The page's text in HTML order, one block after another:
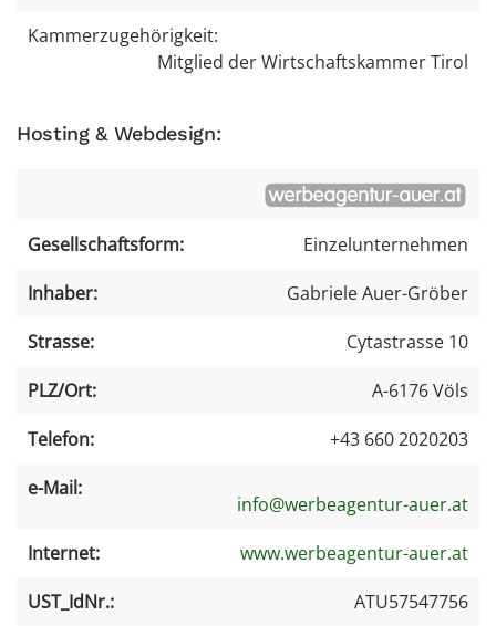
Kammerzugehörigkeit:
Mitglied der Wirtschaftskammer Tirol
Hosting & Webdesign:
Gesellschaftsform:
Einzelunternehmen
Inhaber:
Gabriele Auer-Gröber
Strasse:
Cytastrasse 10
PLZ/Ort:
A-6176 Völs
Telefon:
+43 660 2020203
e-Mail:
info@werbeagentur-auer.at
Internet:
www.werbeagentur-auer.at
UST_IdNr.:
ATU57547756